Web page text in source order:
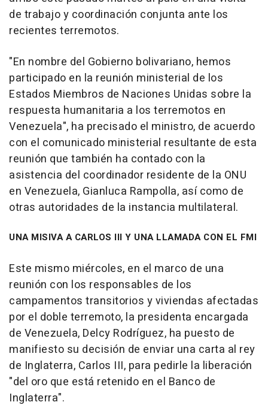
de trabajo y coordinación conjunta ante los
recientes terremotos.
"En nombre del Gobierno bolivariano, hemos
participado en la reunión ministerial de los
Estados Miembros de Naciones Unidas sobre la
respuesta humanitaria a los terremotos en
Venezuela", ha precisado el ministro, de acuerdo
con el comunicado ministerial resultante de esta
reunión que también ha contado con la
asistencia del coordinador residente de la ONU
en Venezuela, Gianluca Rampolla, así como de
otras autoridades de la instancia multilateral.
UNA MISIVA A CARLOS III Y UNA LLAMADA CON EL FMI
Este mismo miércoles, en el marco de una
reunión con los responsables de los
campamentos transitorios y viviendas afectadas
por el doble terremoto, la presidenta encargada
de Venezuela, Delcy Rodríguez, ha puesto de
manifiesto su decisión de enviar una carta al rey
de Inglaterra, Carlos III, para pedirle la liberación
"del oro que está retenido en el Banco de
Inglaterra".